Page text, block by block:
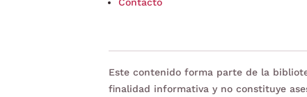
Este contenido forma parte de la
finalidad informativa y no constituye